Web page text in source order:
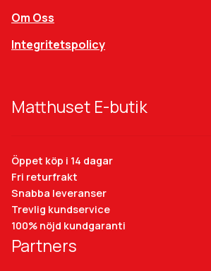
Om Oss
Integritetspolicy
Matthuset E-butik
Öppet köp i 14 dagar
Fri returfrakt
Snabba leveranser
Trevlig kundservice
100% nöjd kundgaranti
Partners